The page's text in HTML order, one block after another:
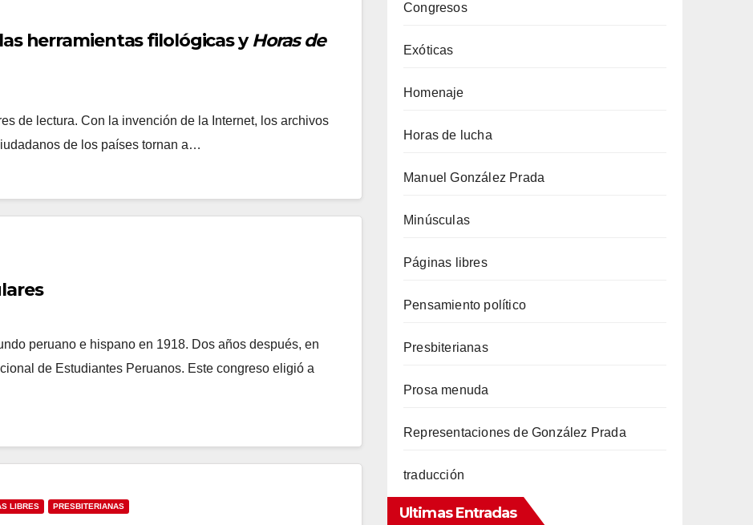
herramientas filológicas yHoras de
de lectura. Con la invención de la Internet, los archivos
de los países tornan a…
peruano e hispano en 1918. Dos años después, en
de Estudiantes Peruanos. Este congreso eligió a
LIBRES PRESBITERIANAS
Congresos
Exóticas
Homenaje
Horas de lucha
Manuel González Prada
Minúsculas
Páginas libres
Pensamiento político
Presbiterianas
Prosa menuda
Representaciones de González Prada
traducción
Ultimas Entradas